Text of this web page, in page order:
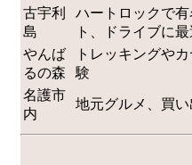
古宇利
島
ハートロックで
ト、ドライブに最
やんば
るの森
トレッキングや
験
名護市
内
地元グルメ、買い